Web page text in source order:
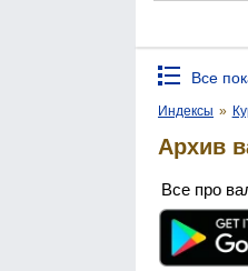
Все
Индексы »
Архив
Все про